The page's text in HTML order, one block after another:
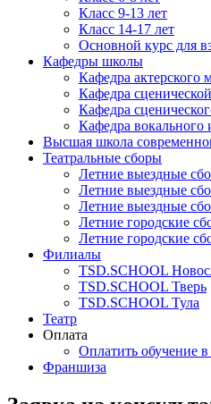
Класс 9-13 лет
Класс 14-17 лет
Основной курс для
Кафедры школы
Кафедра актерского
Кафедра
Кафедра
Кафедра вокального
Высшая школа
Театральные сборы
Летние выездные
Летние выездные
Летние выездные
Летние городские
Летние городские
Филиалы
TSD.SCHOOL
TSD.SCHOOL Тверь
TSD.SCHOOL Тула
Театр
Оплата
Оплатить обучение
Франшиза